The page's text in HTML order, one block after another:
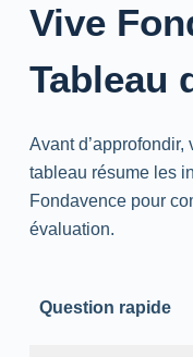
Vive
Tableau
Avant
tableau résume les
Fondavence pour
évaluation.
Question rapide